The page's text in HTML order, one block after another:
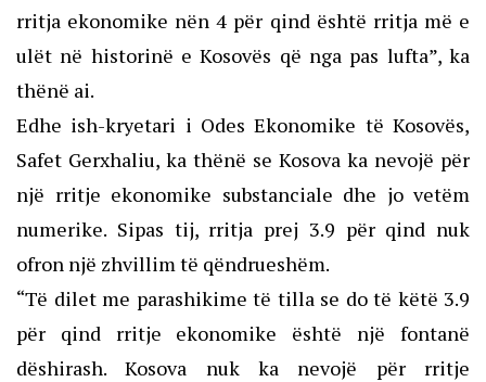
rritja ekonomike nën 4 për qind është rritja më e
ulët në historinë e Kosovës që nga pas lufta”, ka
thënë ai.
Edhe ish-kryetari i Odes Ekonomike të Kosovës,
Safet Gerxhaliu, ka thënë se Kosova ka nevojë për
një rritje ekonomike substanciale dhe jo vetëm
numerike. Sipas tij, rritja prej 3.9 për qind nuk
ofron një zhvillim të qëndrueshëm.
“Të dilet me parashikime të tilla se do të këtë 3.9
për qind rritje ekonomike është një fontanë
dëshirash. Kosova nuk ka nevojë për rritje